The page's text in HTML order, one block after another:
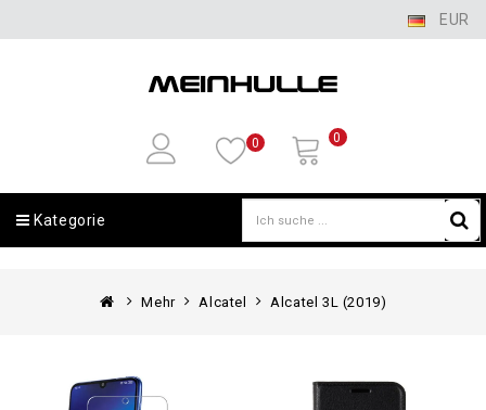
EUR
0 0
Kategorie
Mehr Alcatel Alcatel 3L (2019)